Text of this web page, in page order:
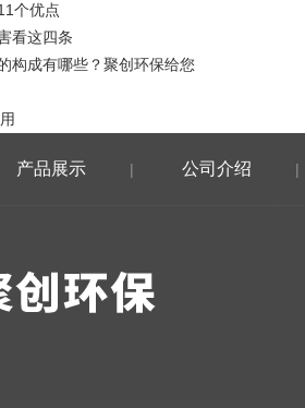
个优点
看这四条
构成有哪些？聚创环保给您
产品展示 | 公司介绍 |